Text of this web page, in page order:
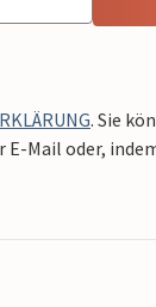
. Sie
Mail oder,